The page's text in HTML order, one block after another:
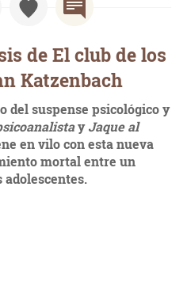
de El club de los
Katzenbach
del suspense psicológico y
y Jaque al
en vilo con estanueva
mortal entre un
adolescentes.